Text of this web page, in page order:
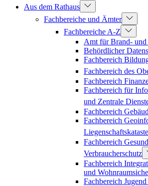
Aus dem Rathaus
Fachbereiche und Ämter
Fachbereiche A-Z
Amt für Brand- und
Behördlicher
Fachbereich
Fachbereich des
Fachbereich
Fachbereich für
und Zentrale
Fachbereich
Fachbereich
Fachbereich
Verbraucherschutz
Fachbereich
und
Fachbereich